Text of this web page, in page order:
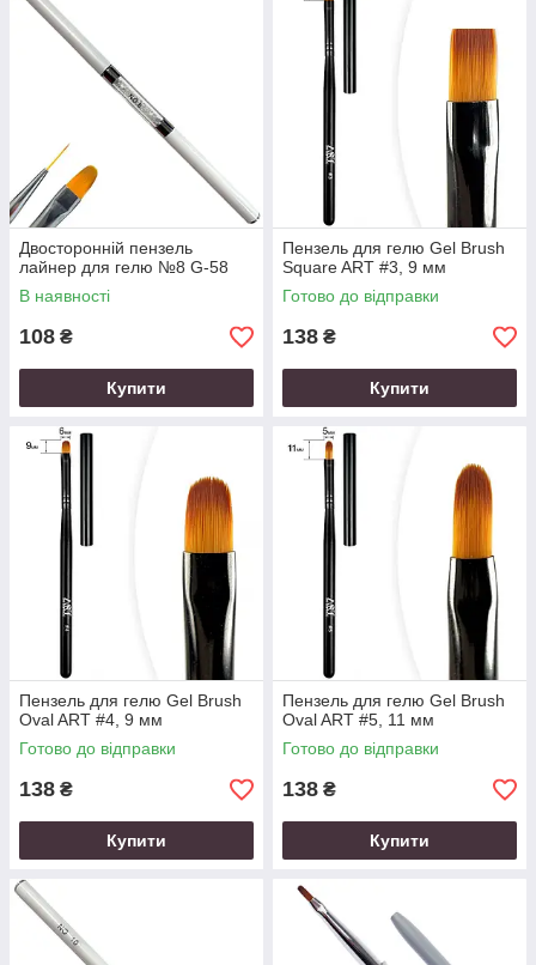
Двосторонній пензель
лайнер для гелю №8 G-58
В наявності
108 ₴
Купити
Пензель для гелю Gel Brush
Square ART #3, 9 мм
Готово до відправки
138 ₴
Купити
Пензель для гелю Gel Brush
Oval ART #4, 9 мм
Готово до відправки
138 ₴
Купити
Пензель для гелю Gel Brush
Oval ART #5, 11 мм
Готово до відправки
138 ₴
Купити